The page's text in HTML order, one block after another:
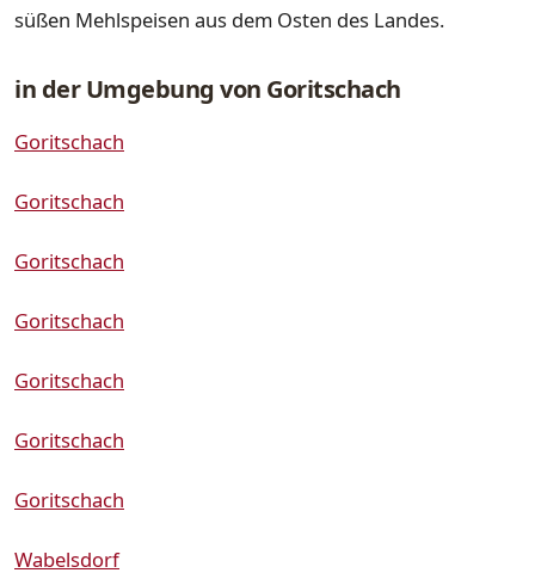
süßen Mehlspeisen aus dem Osten des Landes.
in der Umgebung von Goritschach
Goritschach
Goritschach
Goritschach
Goritschach
Goritschach
Goritschach
Goritschach
Wabelsdorf